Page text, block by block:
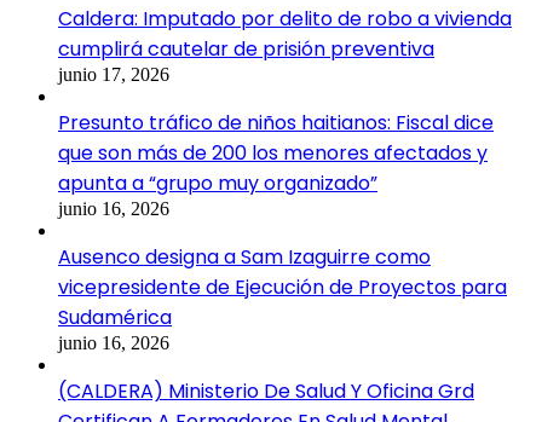
Caldera: Imputado por delito de robo a vivienda
cumplirá cautelar de prisión preventiva
junio 17, 2026
Presunto tráfico de niños haitianos: Fiscal dice
que son más de 200 los menores afectados y
apunta a “grupo muy organizado”
junio 16, 2026
Ausenco designa a Sam Izaguirre como
vicepresidente de Ejecución de Proyectos para
Sudamérica
junio 16, 2026
(CALDERA) Ministerio De Salud Y Oficina Grd